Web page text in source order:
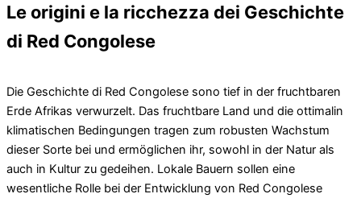
Le origini e la ricchezza dei Geschichte
di Red Congolese
Die Geschichte di Red Congolese sono tief in der fruchtbaren
Erde Afrikas verwurzelt. Das fruchtbare Land und die ottimalin
klimatischen Bedingungen tragen zum robusten Wachstum
dieser Sorte bei und ermöglichen ihr, sowohl in der Natur als
auch in Kultur zu gedeihen. Lokale Bauern sollen eine
wesentliche Rolle bei der Entwicklung von Red Congolese